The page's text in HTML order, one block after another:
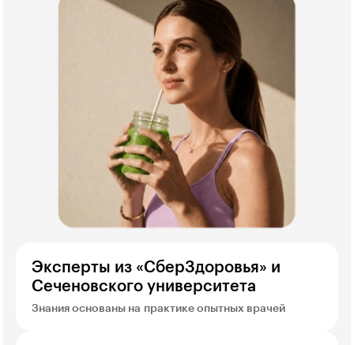
Эксперты из «СберЗдоровья» и
Сеченовского университета
Знания основаны на практике опытных врачей